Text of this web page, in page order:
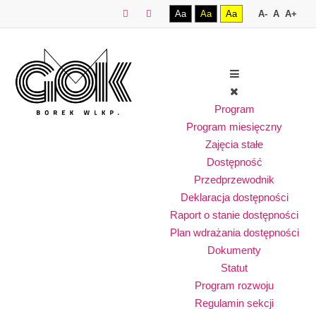
Aa Aa Aa A- A A+
Program
Program miesięczny
Zajęcia stałe
Dostępność
Przedprzewodnik
Deklaracja dostępności
Raport o stanie dostępności
Plan wdrażania dostępności
Dokumenty
Statut
Program rozwoju
Regulamin sekcji